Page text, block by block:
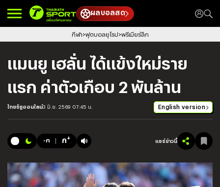
ผลบอลสด
กีฬา ฟุตบอลยุโรป พรีเมียร์ลีก
แมนยู เฮลั่น ได้แข้งใหม่ราย
แรก ค่าตัวเกือบ 2 พันล้าน
ไทยรัฐออนไลน์3 มิ.ย. 2569 07:45 น. English version
-ก ก+ แชร์ข่าวนี้